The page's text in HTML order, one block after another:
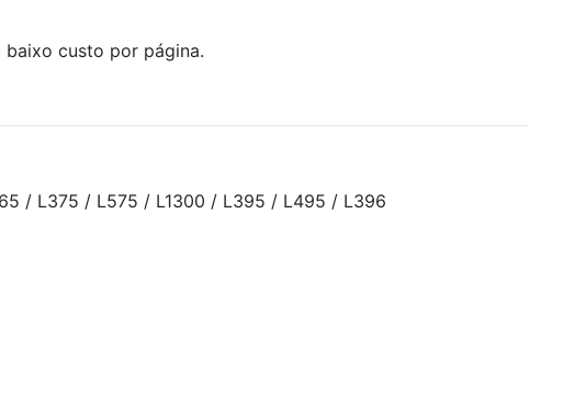
custo por página.
/ L375 / L575 / L1300 / L395 / L495 / L396